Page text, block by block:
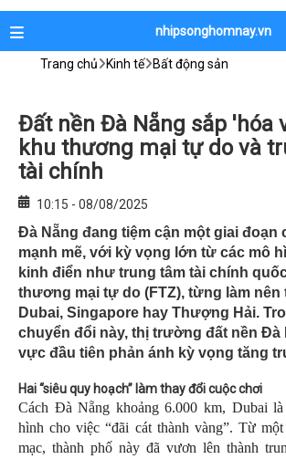
nhipsonghomnay.vn
Trang chủ Kinh tế Bất động sản
Đất nền Đà Nẵng sắp 'hóa
khu thương mại tự do và
tài chính
10:15 - 08/08/2025
Đà Nẵng đang tiệm cận một giai đoạn
mạnh mẽ, với kỳ vọng lớn từ các mô
kinh điển như trung tâm tài chính
thương mại tự do (FTZ), từng làm nên
Dubai, Singapore hay Thượng Hải.
chuyển đổi này, thị trường đất nền Đà
vực đầu tiên phản ánh kỳ vọng tăng
Hai “siêu quy hoạch” làm thay đổi cuộc chơi
Cách Đà Nẵng khoảng 6.000 km, Dubai
hình cho việc “đãi cát thành vàng”. Từ
mạc, thành phố này đã vươn lên thành